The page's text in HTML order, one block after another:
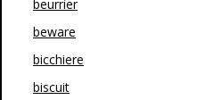
beurrier
beware
bicchiere
biscuit